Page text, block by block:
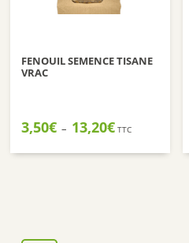
FENOUIL SEMENCE TISANE
VRAC
3,50€ – 13,20€Plage
prix :
TTC